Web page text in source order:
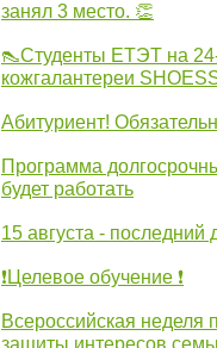
занял 3 место. 👏
👠Студенты ЕТЭТ на
кожгалантереи
Абитуриент!
Программа
будет работать
15 августа - последний
❗Целевое обучение ❗
Всероссийская
защиты интересов